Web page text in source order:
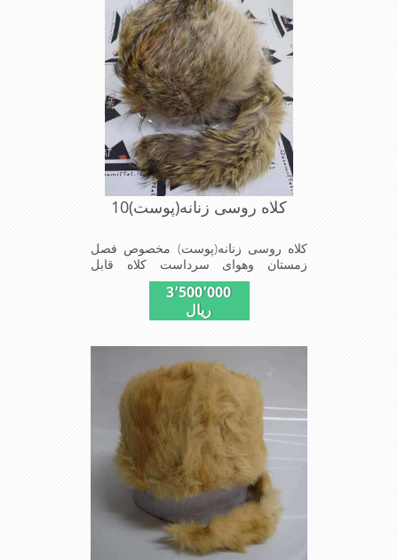
گرم نگاه می دارد
کلاه روسی زنانه(پوست)10
کلاه روسی زنانه(پوست) مخصوص فصل
زمستان وهوای سرداست کلاه قابل
استفاده درسایزهای 58-59می باشد(فری
سایز)وجنس این کلاه ازپوست طبیی(خَز)
تهیه شده است وآستری آن ازجنس ساتن
باشدبه همین دلیل به راحتی درسوزهای
سرد زمستانی تمامی سروپشت گردن رو
گرم نگاه می دارد
3٬500٬000
ریال